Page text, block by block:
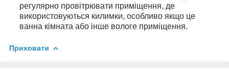
регулярно провітрювати приміщення, де
використовуються килимки, особливо якщо це
ванна кімната або інше вологе приміщення.
Приховати